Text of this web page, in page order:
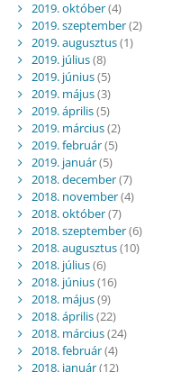
2019. október(4)
2019. szeptember(2)
2019. augusztus(1)
2019. július(8)
2019. június(5)
2019. május(3)
2019. április(5)
2019. március(2)
2019. február(5)
2019. január(5)
2018. december(7)
2018. november(4)
2018. október(7)
2018. szeptember(6)
2018. augusztus(10)
2018. július(6)
2018. június(16)
2018. május(9)
2018. április(22)
2018. március(24)
2018. február(4)
2018. január(12)